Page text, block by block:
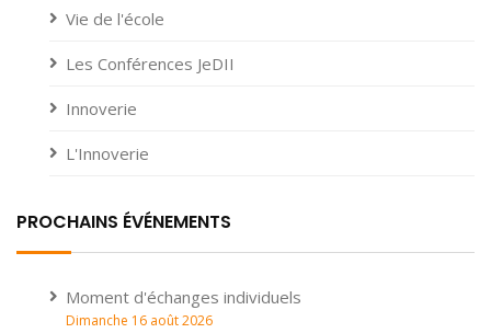
Vie de l'école
Les Conférences JeDII
Innoverie
L'Innoverie
PROCHAINS ÉVÉNEMENTS
Moment d'échanges individuels
Dimanche 16 août 2026